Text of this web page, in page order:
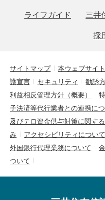
ライフガイド
三井
採
サイトマップ 本ウェブサイ
護宣言
セキュリティ 勧誘
利益相反管理方針（概要）
子決済等代行業者との連携に
及びテロ資金供与対策に関す
み
アクセシビリティについて
外国銀行代理業務について
ついて